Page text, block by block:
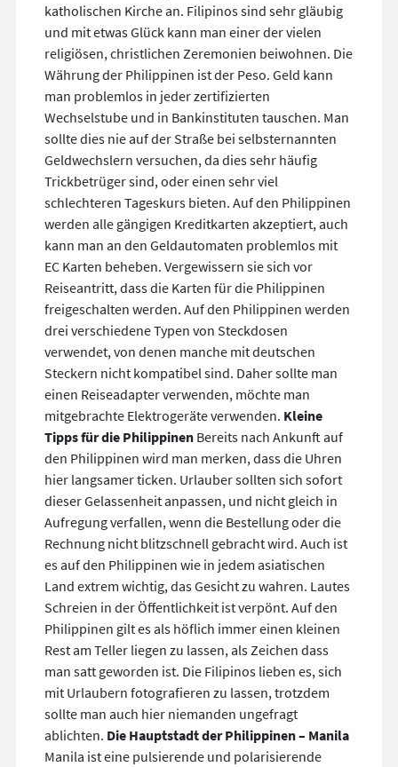
katholischen Kirche an. Filipinos sind sehr gläubig
und mit etwas Glück kann man einer der vielen
religiösen, christlichen Zeremonien beiwohnen. Die
Währung der Philippinen ist der Peso. Geld kann
man problemlos in jeder zertifizierten
Wechselstube und in Bankinstituten tauschen. Man
sollte dies nie auf der Straße bei selbsternannten
Geldwechslern versuchen, da dies sehr häufig
Trickbetrüger sind, oder einen sehr viel
schlechteren Tageskurs bieten. Auf den Philippinen
werden alle gängigen Kreditkarten akzeptiert, auch
kann man an den Geldautomaten problemlos mit
EC Karten beheben. Vergewissern sie sich vor
Reiseantritt, dass die Karten für die Philippinen
freigeschalten werden. Auf den Philippinen werden
drei verschiedene Typen von Steckdosen
verwendet, von denen manche mit deutschen
Steckern nicht kompatibel sind. Daher sollte man
einen Reiseadapter verwenden, möchte man
mitgebrachte Elektrogeräte verwenden. Kleine
Tipps für die PhilippinenBereits nach Ankunft auf
den Philippinen wird man merken, dass die Uhren
hier langsamer ticken. Urlauber sollten sich sofort
dieser Gelassenheit anpassen, und nicht gleich in
Aufregung verfallen, wenn die Bestellung oder die
Rechnung nicht blitzschnell gebracht wird. Auch ist
es auf den Philippinen wie in jedem asiatischen
Land extrem wichtig, das Gesicht zu wahren. Lautes
Schreien in der Öffentlichkeit ist verpönt. Auf den
Philippinen gilt es als höflich immer einen kleinen
Rest am Teller liegen zu lassen, als Zeichen dass
man satt geworden ist. Die Filipinos lieben es, sich
mit Urlaubern fotografieren zu lassen, trotzdem
sollte man auch hier niemanden ungefragt
ablichten. Die Hauptstadt der Philippinen – Manila
Manila ist eine pulsierende und polarisierende